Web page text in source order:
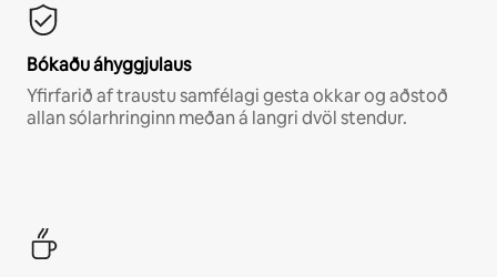
Bókaðu áhyggjulaus
Yfirfarið af traustu samfélagi gesta okkar og aðstoð
allan sólarhringinn meðan á langri dvöl stendur.